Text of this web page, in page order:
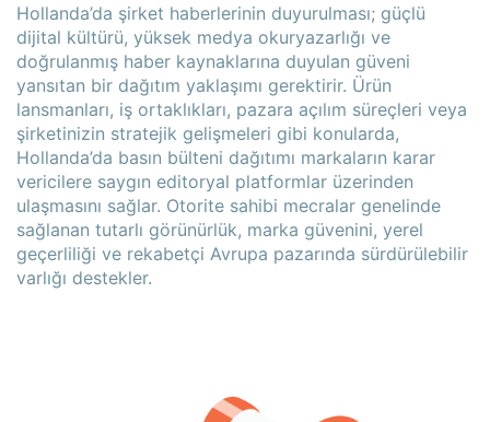
Hollanda’da şirket haberlerinin duyurulması; güçlü
dijital kültürü, yüksek medya okuryazarlığı ve
doğrulanmış haber kaynaklarına duyulan güveni
yansıtan bir dağıtım yaklaşımı gerektirir. Ürün
lansmanları, iş ortaklıkları, pazara açılım süreçleri veya
şirketinizin stratejik gelişmeleri gibi konularda,
Hollanda’da basın bülteni dağıtımı markaların karar
vericilere saygın editoryal platformlar üzerinden
ulaşmasını sağlar. Otorite sahibi mecralar genelinde
sağlanan tutarlı görünürlük, marka güvenini, yerel
geçerliliği ve rekabetçi Avrupa pazarında sürdürülebilir
varlığı destekler.